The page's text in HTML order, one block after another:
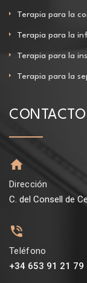
Terapia para la
Terapia para la
Terapia para la
Terapia para la
CONTACTO
Dirección
C. del Consell de
Teléfono
+34 653 91 21 79